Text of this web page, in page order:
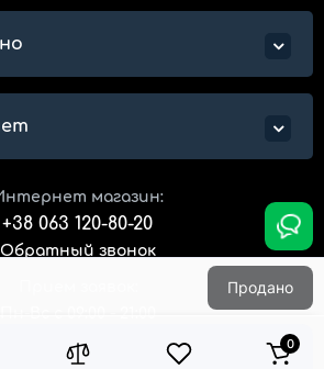
0
Продано
магазин:
+38 063 120-80-20
Обратный звонок
Адрес магазина: